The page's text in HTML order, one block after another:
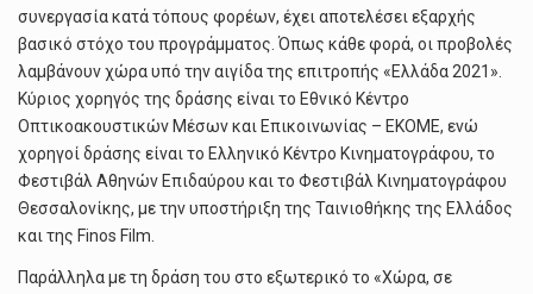
συνεργασία κατά τόπους φορέων, έχει αποτελέσει εξαρχής
βασικό στόχο του προγράμματος. Όπως κάθε φορά, οι προβολές
λαμβάνουν χώρα υπό την αιγίδα της επιτροπής «Ελλάδα 2021».
Κύριος χορηγός της δράσης είναι το Εθνικό Κέντρο
Οπτικοακουστικών Μέσων και Επικοινωνίας – ΕΚΟΜΕ, ενώ
χορηγοί δράσης είναι το Ελληνικό Κέντρο Κινηματογράφου, το
Φεστιβάλ Αθηνών Επιδαύρου και το Φεστιβάλ Κινηματογράφου
Θεσσαλονίκης, με την υποστήριξη της Ταινιοθήκης της Ελλάδος
και της Finos Film.
Παράλληλα με τη δράση του στο εξωτερικό το «Χώρα, σε